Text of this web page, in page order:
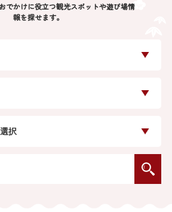
でかけに役立つ観光スポットや遊び場情
報を探せます。
択